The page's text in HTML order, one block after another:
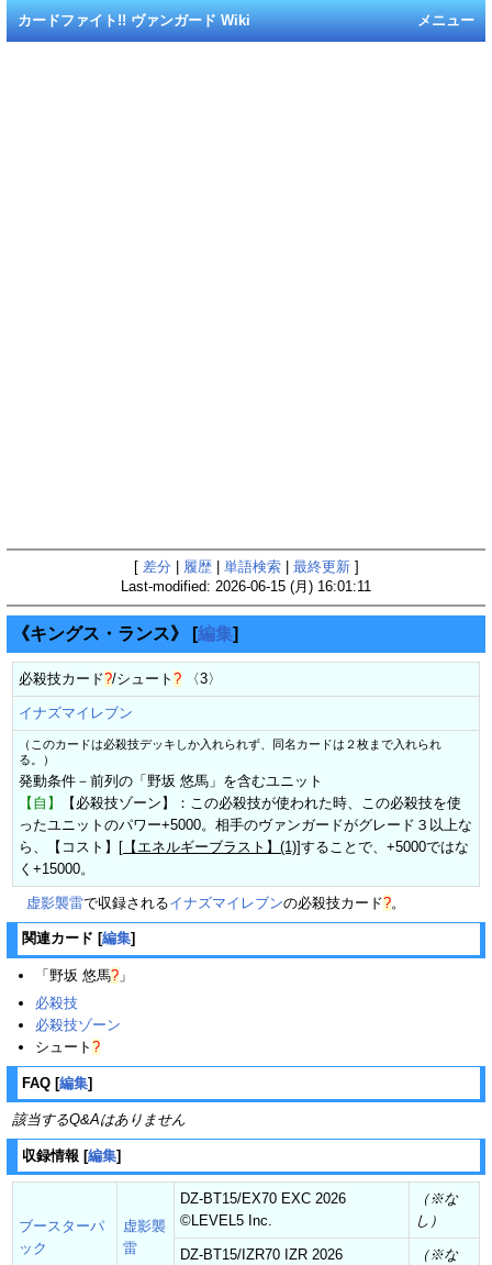
メニュー
カードファイト!! ヴァンガード Wiki
[ 差分 履歴| 単語検索| 最終更新]
Last-modified: 2026-06-15 (月) 16:01:11
《キングス・ランス》 [編集]
必殺技カード?/シュート ? 〈3〉
イナズマイレブン
（このカードは必殺技デッキしか入れられず、同名カードは２枚まで入れられ
る。）
発動条件－前列の「野坂 悠馬」を含むユニット
【自】
【必殺技ゾーン】：この必殺技が使われた時、この必殺技を使
ったユニットのパワー+5000。相手のヴァンガードがグレード３以上な
ら、【コスト】[ 【エネルギーブラスト】(1)]することで、+5000ではな
く+15000。
虚影襲雷で収録されるイナズマイレブンの必殺技カード?。
関連カード [編集]
「 野坂 悠馬? 」
必殺技
必殺技ゾーン
シュート ?
FAQ [編集]
該当するQ&Aはありません
収録情報 [編集]
ブースターパ
ック
虚影襲
雷
DZ-BT15/EX70 EXC 2026
©︎LEVEL5 Inc.
（※な
し）
DZ-BT15/IZR70 IZR 2026
（※な